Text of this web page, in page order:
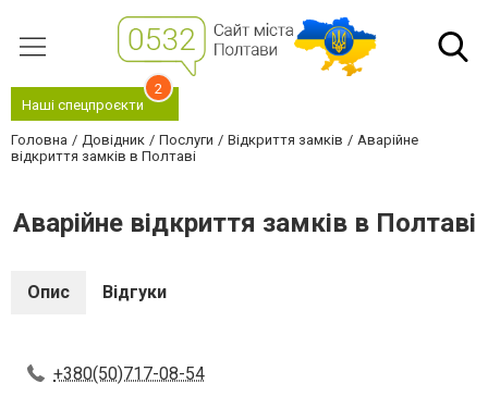
Наші спецпроєкти
2
Головна Довідник Послуги Відкриття замків
Аварійне
відкриття замків в Полтаві
Аварійне відкриття замків в Полтаві
Опис Відгуки
+380(50)717-08-54